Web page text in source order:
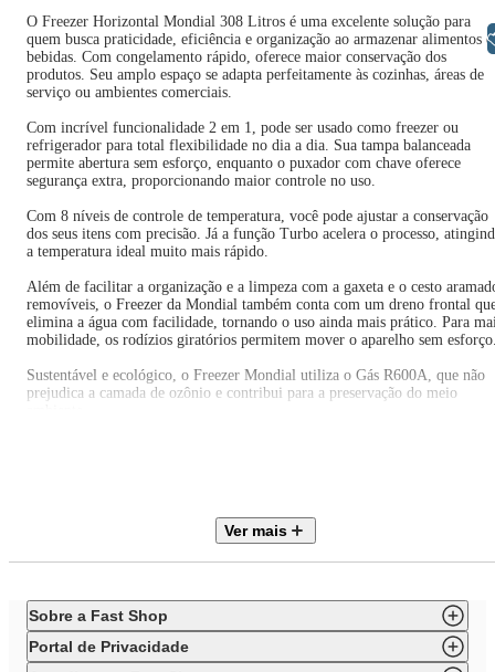
O Freezer Horizontal Mondial 308 Litros é uma excelente solução para
quem busca praticidade, eficiência e organização ao armazenar alimentos e
bebidas. Com congelamento rápido, oferece maior conservação dos
produtos. Seu amplo espaço se adapta perfeitamente às cozinhas, áreas de
serviço ou ambientes comerciais.
Com incrível funcionalidade 2 em 1, pode ser usado como freezer ou
refrigerador para total flexibilidade no dia a dia. Sua tampa balanceada
permite abertura sem esforço, enquanto o puxador com chave oferece
segurança extra, proporcionando maior controle no uso.
Com 8 níveis de controle de temperatura, você pode ajustar a conservação
dos seus itens com precisão. Já a função Turbo acelera o processo,
a temperatura ideal muito mais rápido.
Além de facilitar a organização e a limpeza com a gaxeta e o cesto
removíveis, o Freezer da Mondial também conta com um dreno frontal
elimina a água com facilidade, tornando o uso ainda mais prático. Para
mobilidade, os rodízios giratórios permitem mover o aparelho sem
Sustentável e ecológico, o Freezer Mondial utiliza o Gás R600A, que não
prejudica a camada de ozônio e contribui para a preservação do meio
bebidas com eficiência, proporcionando congelamento rápido e maior
ou manter congelados, tudo em um único equipamento.
- 8 Níveis de Controle de Temperatura: permite ajustar facilmente a
temperatura ideal, nas funções freezer ou refrigerador, preservando o
Ver mais
Sobre a Fast Shop
Portal de Privacidade
Libras